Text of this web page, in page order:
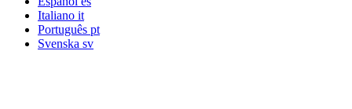
Italiano it
Português pt
Svenska sv